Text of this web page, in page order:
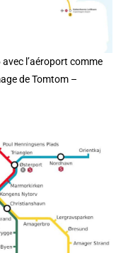
l’aéroport comme
de Tomtom –